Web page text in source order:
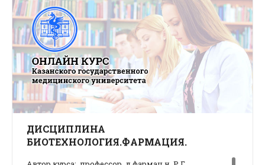
ДИСЦИПЛИНА
БИОТЕХНОЛОГИЯ.ФАРМАЦИЯ.